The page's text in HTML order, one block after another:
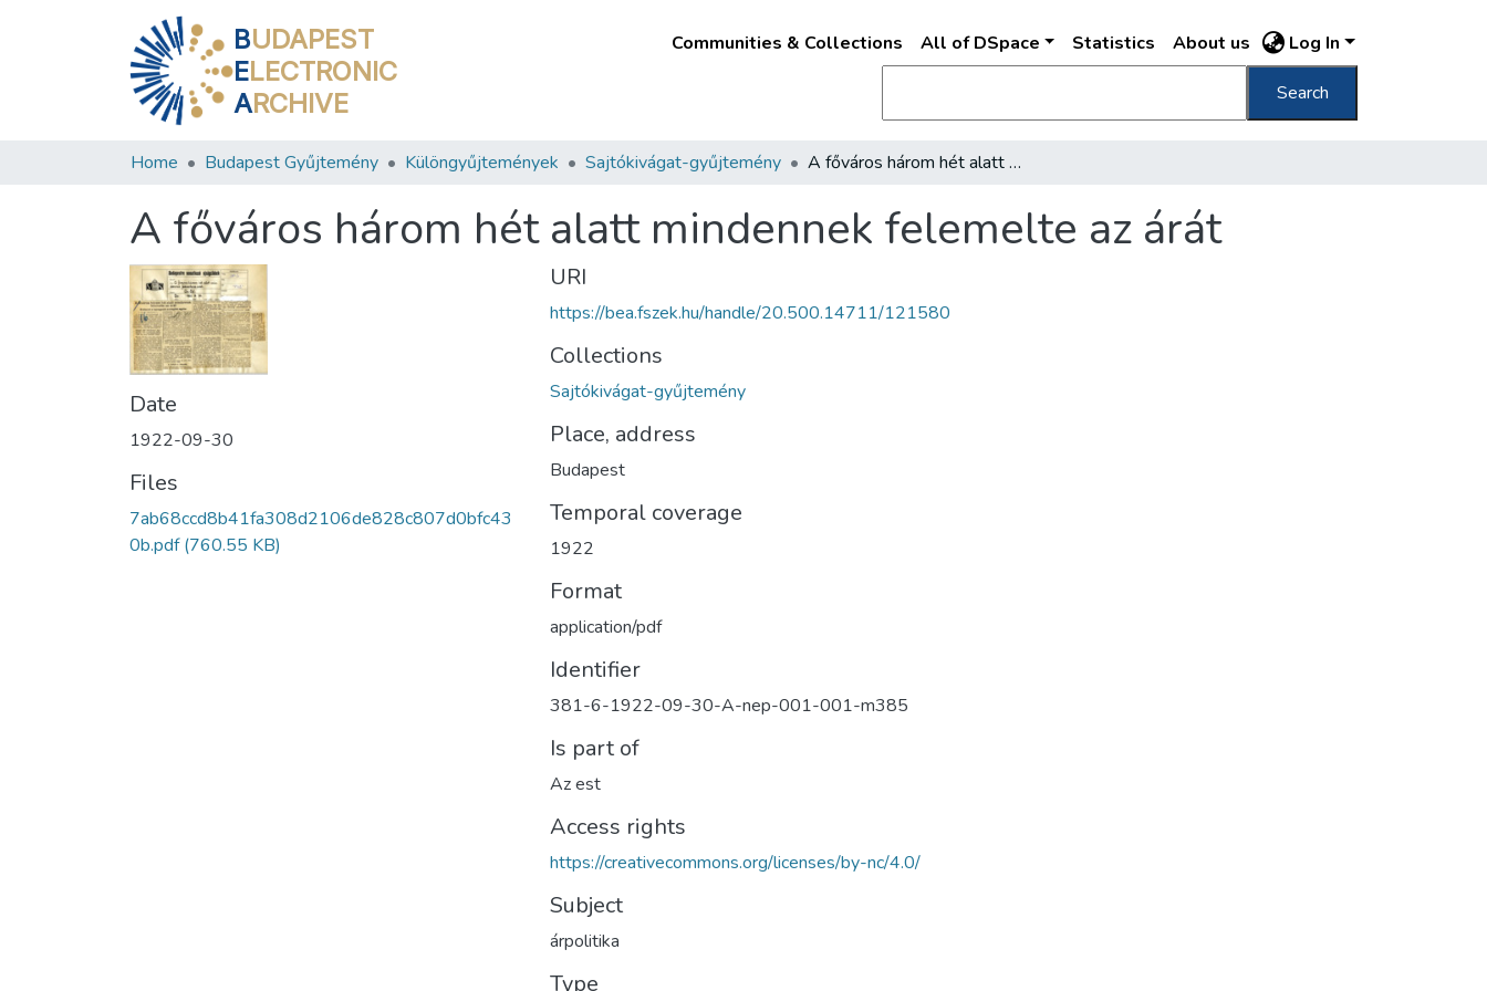
BUDAPEST
ELECTRONIC
ARCHIVE
Communities & Collections All of DSpace Statistics About us Log In
Search
Home Budapest Gyűjtemény Különgyűjtemények Sajtókivágat-gyűjtemény A főváros három hét alatt mindennek felemelte az árát
A főváros három hét alatt mindennek felemelte az árát
Date
1922-09-30
Files
7ab68ccd8b41fa308d2106de828c807d0bfc43
0b.pdf(760.55 KB)
URI
https://bea.fszek.hu/handle/20.500.14711/121580
Collections
Sajtókivágat-gyűjtemény
Place, address
Budapest
Temporal coverage
1922
Format
application/pdf
Identifier
381-6-1922-09-30-A-nep-001-001-m385
Is part of
Az est
Access rights
https://creativecommons.org/licenses/by-nc/4.0/
Subject
árpolitika
Type